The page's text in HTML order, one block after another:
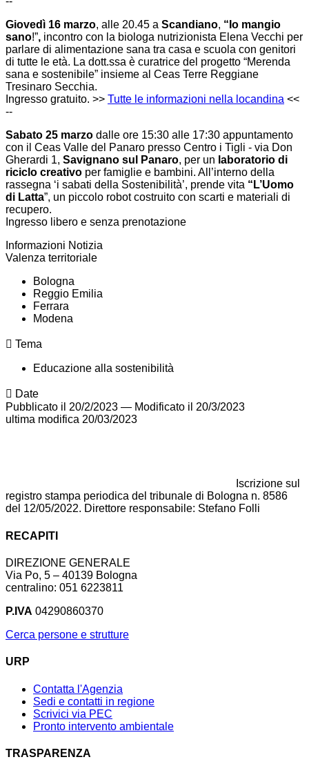
Giovedì 16 marzo, alle 20.45 a Scandiano, “ o mangio
sano!”, incontro con la biologa nutrizionista Elena Vecchi per
parlare di alimentazione sana tra casa e scuola con genitori
di tutte le età. La dott.ssa è curatrice del progetto “Merenda
sana e sostenibile” insieme al Ceas Terre Reggiane
Tresinaro Secchia.
Ingresso gratuito. >> Tutte le informazioni nella locandina <<
--
Sabato 25 marzo dalle ore 15:30 alle 17:30 appuntamento
con il Ceas Valle del Panaro presso Centro i Tigli - via Don
Gherardi 1, Savignano sul Panaro, per un laboratorio di
riciclo creativo per famiglie e bambini. All’interno della
rassegna ‘i sabati della Sostenibilità’, prende vita “L’Uomo
di Latta”, un piccolo robot costruito con scarti e materiali di
recupero.
Ingresso libero e senza prenotazione
Informazioni Notizia
Valenza territoriale
Bologna
Reggio Emilia
Ferrara
Modena
Tema
Educazione alla sostenibilità
Date
Pubblicato il 20/2/2023 — Modificato il 20/3/2023
ultima modifica 20/03/2023
Iscrizione sul
registro stampa periodica del tribunale di Bologna n. 8586
del 12/05/2022. Direttore responsabile: Stefano Folli
RECAPITI
DIREZIONE GENERALE
Via Po, 5 – 40139 Bologna
centralino: 051 6223811
P.IVA 04290860370
Cerca persone e strutture
URP
Contatta l'Agenzia
Sedi e contatti in regione
Scrivici via PEC
Pronto intervento ambientale
TRASPARENZA